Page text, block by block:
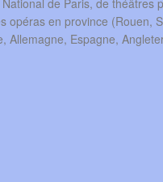
de Paris, de théâtres
opéras en province (Rouen,
Allemagne, Espagne,